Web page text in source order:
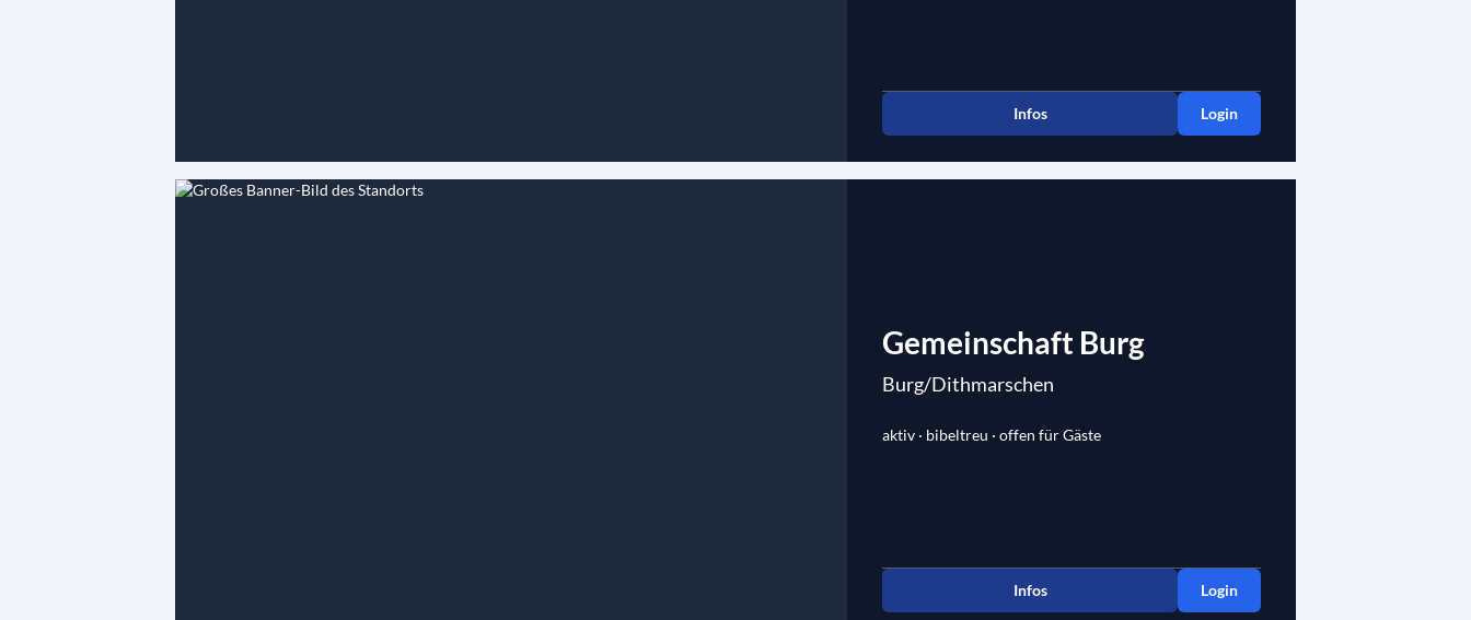
Infos Login
Gemeinschaft Burg
Burg/Dithmarschen
aktiv · bibeltreu · offen für Gäste
Infos Login